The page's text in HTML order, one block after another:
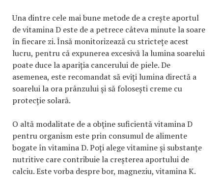
Una dintre cele mai bune metode de a crește aportul
de vitamina D este de a petrece câteva minute la soare
în fiecare zi. Însă monitorizează cu strictețe acest
lucru, pentru că expunerea excesivă la lumina soarelui
poate duce la apariția cancerului de piele. De
asemenea, este recomandat să eviți lumina directă a
soarelui la ora prânzului și să folosești creme cu
protecție solară.
O altă modalitate de a obține suficientă vitamina D
pentru organism este prin consumul de alimente
bogate în vitamina D. Poți alege vitamine și substanțe
nutritive care contribuie la creșterea aportului de
calciu. Este vorba despre bor, magneziu, vitamina K.